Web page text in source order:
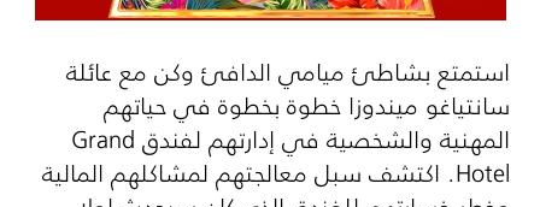
استمتع بشاطئ ميامي الدافئ وكن مع عائلة
سانتياغو ميندوزا خطوة بخطوة في حياتهم
المهنية والشخصية في إدارتهم لفندقGrand
Hotel. اكتشف سبل معالجتهم لمشاكلهم المالية